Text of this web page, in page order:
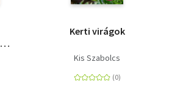
Kerti virágok
Kis Szabolcs